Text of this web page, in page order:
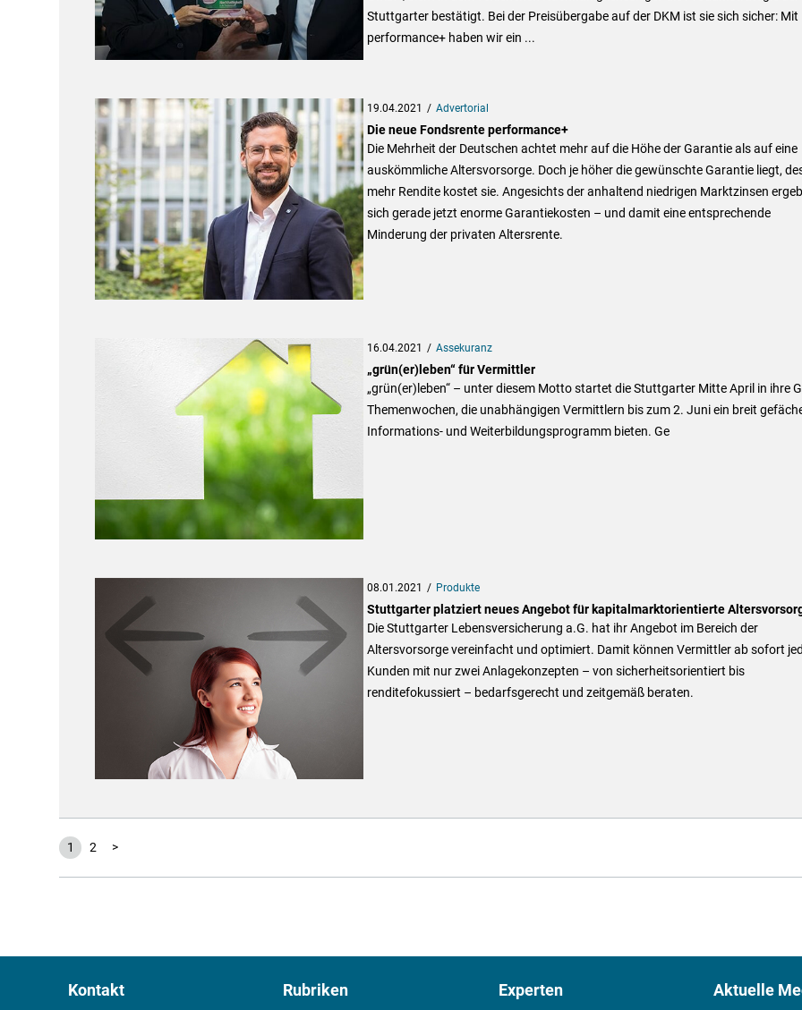
Stuttgarter bestätigt. Bei der Preisübergabe auf der DKM ist sie sich sicher: Mit
performance+ haben wir ein ...
19.04.2021 Advertorial
Die neue Fondsrente performance+
Die Mehrheit der Deutschen achtet mehr auf die Höhe der Garantie als auf eine
auskömmliche Altersvorsorge. Doch je höher die gewünschte Garantie liegt,
mehr Rendite kostet sie. Angesichts der anhaltend niedrigen Marktzinsen
sich gerade jetzt enorme Garantiekosten – und damit eine entsprechende
Minderung der privaten Altersrente.
16.04.2021 Assekuranz
„grün(er)leben“ für Vermittler
„grün(er)leben“ – unter diesem Motto startet die Stuttgarter Mitte April in ihre
Themenwochen, die unabhängigen Vermittlern bis zum 2. Juni ein breit
Informations- und Weiterbildungsprogramm bieten. Ge
08.01.2021 Produkte
Stuttgarter platziert neues Angebot für kapitalmarktorientierte
Die Stuttgarter Lebensversicherung a.G. hat ihr Angebot im Bereich der
Altersvorsorge vereinfacht und optimiert. Damit können Vermittler ab sofort
Kunden mit nur zwei Anlagekonzepten – von sicherheitsorientiert bis
renditefokussiert – bedarfsgerecht und zeitgemäß beraten.
1 2 >
Kontakt Rubriken Experten Aktuelle